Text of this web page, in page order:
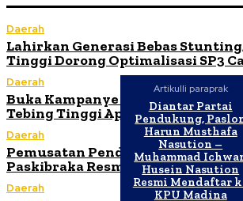
Daerah
Lahirkan Generasi Bebas
Tinggi Dorong Optimalisasi SP3
Daerah
Buka Kampanye Germas Dalam
Tebing Tinggi Apresiasi
Daerah
Pemusatan Pendidikan dan
Paskibraka Resmi Dibuka
Daerah
Artikulli paraprak
Diantar Partai
Pendukung,
Harun Musthafa
Nasution –
Muhammad
Husein Nasution
Resmi Mendaftar
KPU Madina